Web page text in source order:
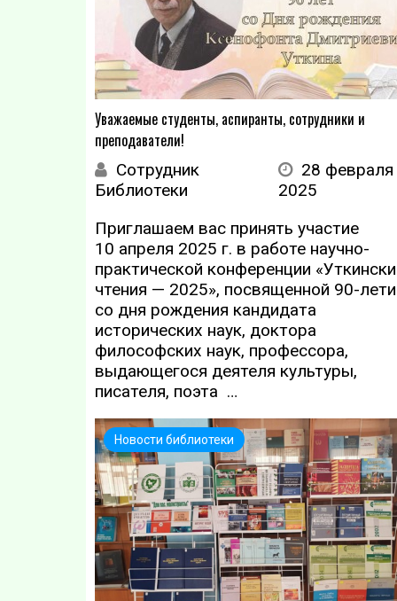
Уважаемые студенты, аспиранты, сотрудники и
преподаватели!
Сотрудник
Библиотеки
28 февраля
2025
Приглашаем вас принять участие
10 апреля 2025 г. в работе научно-
практической конференции
чтения — 2025», посвященной 90-
со дня рождения кандидата
исторических наук, доктора
философских наук, профессора,
выдающегося деятеля культуры,
писателя, поэта …
Новости библиотеки